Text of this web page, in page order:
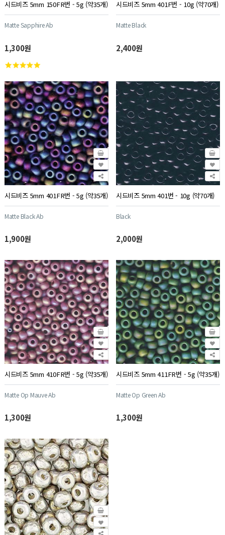
시드비즈 5mm 150FR번 - 5g (약35개)
Matte Sapphire Ab
1,300원
시드비즈 5mm 401F번 - 10g (약70개)
Matte Black
2,400원
시드비즈 5mm 401FR번 - 5g (약35개)
Matte Black Ab
1,900원
시드비즈 5mm 401번 - 10g (약70개)
Black
2,000원
시드비즈 5mm 410FR번 - 5g (약35개)
Matte Op Mauve Ab
1,300원
시드비즈 5mm 411FR번 - 5g (약35개)
Matte Op Green Ab
1,300원